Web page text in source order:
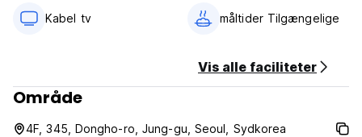
Kabel tv måltider Tilgængelige
Vis alle faciliteter
Område
4F, 345, Dongho-ro, Jung-gu, Seoul, Sydkorea